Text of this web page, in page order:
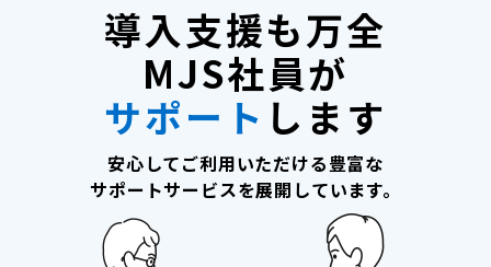
導入支援も万全
MJS社員が
サポート します
安心してご利用いただける豊富な
サポートサービスを展開しています。